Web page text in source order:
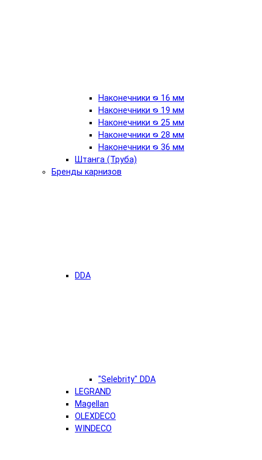
Наконечники ᴓ 16 мм
Наконечники ᴓ 19 мм
Наконечники ᴓ 25 мм
Наконечники ᴓ 28 мм
Наконечники ᴓ 36 мм
Штанга (Труба)
Бренды карнизов
DDA
"Selebrity" DDA
LEGRAND
Magellan
OLEXDECO
WINDECO